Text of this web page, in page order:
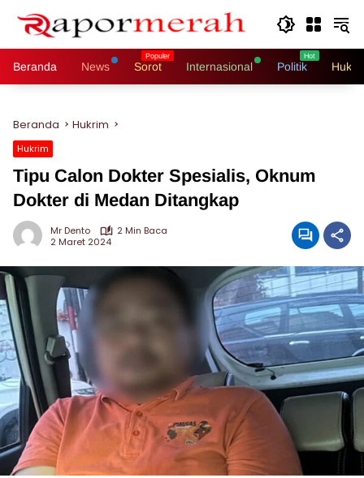
Beranda News Sorot Internasional Politik
Beranda Hukrim
Hukrim
Tipu Calon Dokter Spesialis, Oknum
Dokter di Medan Ditangkap
Mr Dento
2 Min Baca
2 Maret 2024